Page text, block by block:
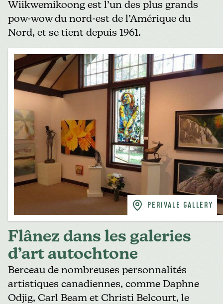
Wiikwemikoong est l’un des plus grands
pow-wow du nord-est de l’Amérique du
Nord, et se tient depuis 1961.
PERIVALE GALLERY
Flânez dans les galeries
d’art autochtone
Berceau de nombreuses personnalités
artistiques canadiennes, comme Daphne
Odjig, Carl Beam et Christi Belcourt, le